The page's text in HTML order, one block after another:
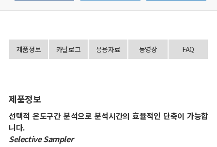
제품정보 카달로그 응용자료 동영상 FAQ
제품정보
선택적 온도구간 분석으로 분석시간의 효율적인 단축이 가능합
니다.
Selective Sampler